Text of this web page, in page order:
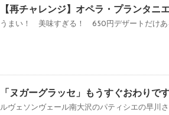
【再チャレンジ】オペラ・プランタニ
うまい！ 美味すぎる！ 650円デザートだけ
「ヌガーグラッセ」もうすぐおわりで
ルヴェソンヴェール南大沢のパティシエの早川